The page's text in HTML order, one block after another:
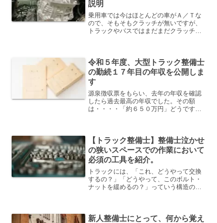
説明
乗用車では今はほとんどの車がＡ／Ｔな
ので、そもそもクラッチが無いですが、
トラックやバスではまだまだクラッチ
『クラッチオーバーホールの...
令和５年度、大型トラック整備士
の勤続１７年目の年収を公開しま
す
源泉徴収票をもらい、去年の年収を確認
したら過去最高の年収でした。その額
は・・・・「約６５０万円」どうです
者情報）と言っても、整備士歴...
【トラック整備士】整備士泣かせ
の狭いスペースでの作業において
必須の工具を紹介。
トラックには、「これ、どうやって交換
するの？」「どうやって、このボルト・
ナットを緩めるの？」っていう構造のト
合は全く違います。トラッ...
新人整備士にとって、何から覚え